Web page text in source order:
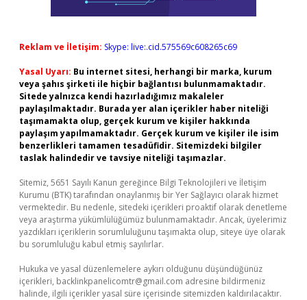
Reklam ve İletişim: Skype: live:.cid.575569c608265c69
Yasal Uyarı: Bu internet sitesi, herhangi bir marka, kurum
veya şahıs şirketi ile hiçbir bağlantısı bulunmamaktadır.
Sitede yalnızca kendi hazırladığımız makaleler
paylaşılmaktadır. Burada yer alan içerikler haber niteliği
taşımamakta olup, gerçek kurum ve kişiler hakkında
paylaşım yapılmamaktadır. Gerçek kurum ve kişiler ile isim
benzerlikleri tamamen tesadüfidir. Sitemizdeki bilgiler
taslak halindedir ve tavsiye niteliği taşımazlar.
Sitemiz, 5651 Sayılı Kanun gereğince Bilgi Teknolojileri ve İletişim
Kurumu (BTK) tarafından onaylanmış bir Yer Sağlayıcı olarak hizmet
vermektedir. Bu nedenle, sitedeki içerikleri proaktif olarak denetleme
veya araştırma yükümlülüğümüz bulunmamaktadır. Ancak, üyelerimiz
yazdıkları içeriklerin sorumluluğunu taşımakta olup, siteye üye olarak
bu sorumluluğu kabul etmiş sayılırlar.
Hukuka ve yasal düzenlemelere aykırı olduğunu düşündüğünüz
içerikleri, backlinkpanelicomtr@gmail.com adresine bildirmeniz
halinde, ilgili içerikler yasal süre içerisinde sitemizden kaldırılacaktır.